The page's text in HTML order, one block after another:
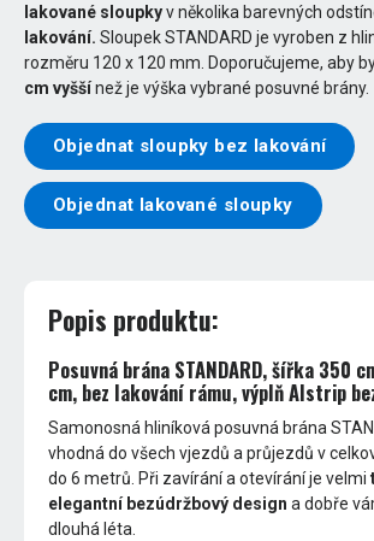
lakované sloupkyv několika barevných
lakování. Sloupek STANDARD je vyroben z
rozměru 120 x 120 mm. Doporučujeme, aby
cm vyššínež je výška vybrané posuvné brány.
Objednat sloupky bez lakování
Objednat lakované sloupky
Popis produktu:
Posuvná brána STANDARD, šířka 350
cm, bez lakování rámu, výplň Alstrip
Samonosná hliníková posuvná brána
vhodná do všech vjezdů a průjezdů v
do 6 metrů. Při zavírání a otevírání je velmi
elegantní bezúdržbový design a dobře
dlouhá léta.